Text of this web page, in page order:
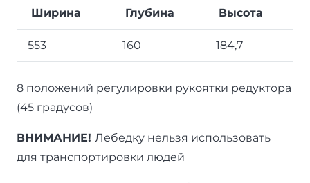
Ширина Глубина Высота
553 160 184,7
8 положений регулировки рукоятки редуктора
(45 градусов)
ВНИМАНИЕ! Лебедку нельзя использовать
для транспортировки людей